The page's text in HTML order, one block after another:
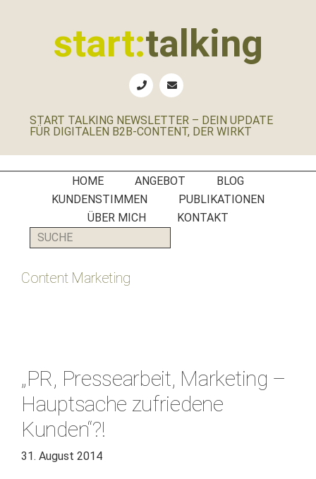
start:talking
B2B-
Social
Media
Manager
PR-
Agenturen
START TALKING NEWSLETTER – DEIN UPDATE
FÜR DIGITALEN B2B-CONTENT, DER WIRKT
HOME ANGEBOT
BLOG
KUNDENSTIMMEN
PUBLIKATIONEN
ÜBER MICH
KONTAKT
SUCHE
Content Marketing
„PR, Pressearbeit, Marketing –
Hauptsache zufriedene
Kunden“?!
31. August 2014